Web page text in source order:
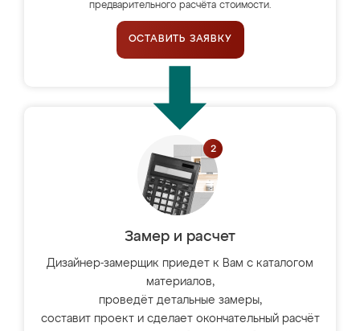
предварительного расчёта стоимости.
ОСТАВИТЬ ЗАЯВКУ
Замер и расчет
Дизайнер-замерщик приедет к Вам с каталогом
материалов,
проведёт детальные замеры,
составит проект и сделает окончательный расчёт